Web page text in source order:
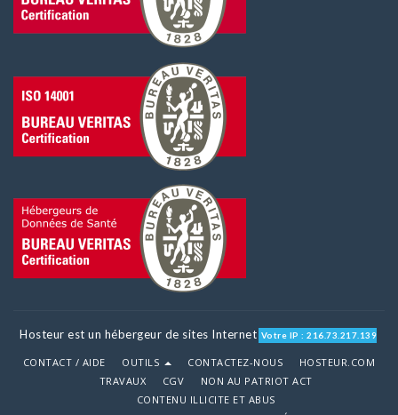
Hosteur est un hébergeur de sites Internet Votre IP : 216.73.217.139
CONTACT / AIDE OUTILS CONTACTEZ-NOUS
HOSTEUR.COM
TRAVAUX
CGV
NON AU PATRIOT ACT
CONTENU ILLICITE ET ABUS